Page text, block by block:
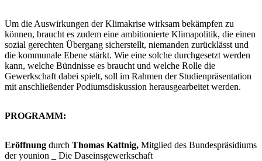
Um die Auswirkungen der Klimakrise wirksam bekämpfen zu
können, braucht es zudem eine ambitionierte Klimapolitik, die einen
sozial gerechten Übergang sicherstellt, niemanden zurücklässt und
die kommunale Ebene stärkt. Wie eine solche durchgesetzt werden
kann, welche Bündnisse es braucht und welche Rolle die
Gewerkschaft dabei spielt, soll im Rahmen der Studienpräsentation
mit anschließender Podiumsdiskussion herausgearbeitet werden.
PROGRAMM:
Eröffnung durch Thomas Kattnig, Mitglied des Bundespräsidiums
der younion _ Die Daseinsgewerkschaft